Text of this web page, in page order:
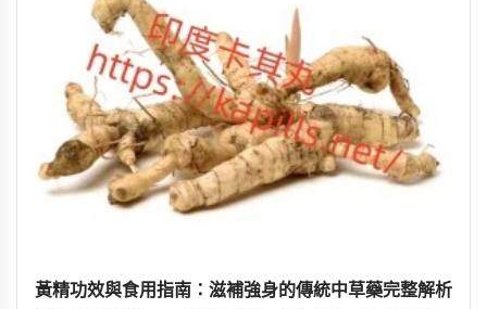
黃精功效與食用指南：滋補強身的傳統中草藥完整解析